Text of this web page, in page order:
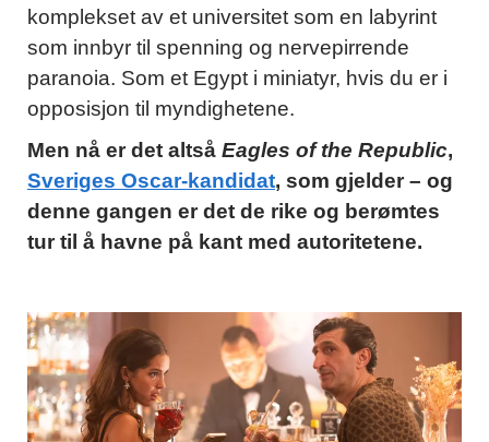
komplekset av et universitet som en labyrint
som innbyr til spenning og nervepirrende
paranoia. Som et Egypt i miniatyr, hvis du er i
opposisjon til myndighetene.
Men nå er det altså Eagles of the Republic,
Sveriges Oscar-kandidat, som gjelder – og
denne gangen er det de rike og berømtes
tur til å havne på kant med autoritetene.